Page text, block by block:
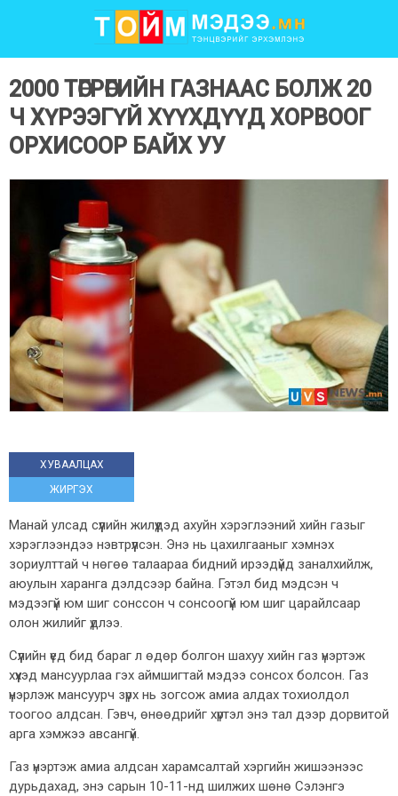
2000 ТӨГРӨГИЙН ГАЗНААС БОЛЖ 20
Ч ХҮРЭЭГҮЙ ХҮҮХДҮҮД ХОРВООГ
ОРХИСООР БАЙХ УУ
ХУВААЛЦАХ
ЖИРГЭХ
Манай улсад сүүлийн жилүүдэд ахуйн хэрэглээний хийн газыг
хэрэглээндээ нэвтрүүлсэн. Энэ нь цахилгааныг хэмнэх
зориулттай ч нөгөө талаараа бидний ирээдүйд заналхийлж,
аюулын харанга дэлдсээр байна. Гэтэл бид мэдсэн ч
мэдээгүй юм шиг сонссон ч сонсоогүй юм шиг царайлсаар
олон жилийг үдлээ.
Сүүлийн үед бид бараг л өдөр болгон шахуу хийн газ үнэртэж
хүүхэд мансуурлаа гэх аймшигтай мэдээ сонсох болсон. Газ
үнэрлэж мансуурч зүрх нь зогсож амиа алдах тохиолдол
тоогоо алдсан. Гэвч, өнөөдрийг хүртэл энэ тал дээр дорвитой
арга хэмжээ авсангүй.
Газ үнэртэж амиа алдсан харамсалтай хэргийн жишээнээс
дурьдахад, энэ сарын 10-11-нд шилжих шөнө Сэлэнгэ